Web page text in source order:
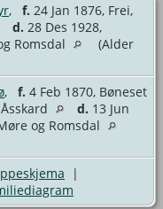
, f. 24 Jan 1876, Frei,
d. 28 Des 1928,
Romsdal
(Alder
, f. 4 Feb 1870, Bøneset
d. 13 Jun
og Romsdal
|